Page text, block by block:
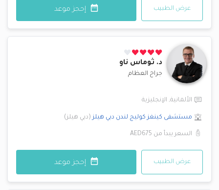
عرض الطبيب إحجز موعد
د. ثوماس ناو
جراح العظام
الألمانية, الإنجليزية
مستشفى كينغز كوليج لندن دبي هيلز (دبي هيلز)
السعر يبدأ من AED675
عرض الطبيب إحجز موعد